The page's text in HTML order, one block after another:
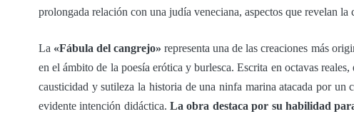
prolongada relación con una judía veneciana, aspectos que revelan
La «Fábula del cangrejo» representa una de las creaciones más
en el ámbito de la poesía erótica y burlesca. Escrita en octavas
causticidad y sutileza la historia de una ninfa marina atacada por un
evidente intención didáctica.La obra destaca por su habilidad